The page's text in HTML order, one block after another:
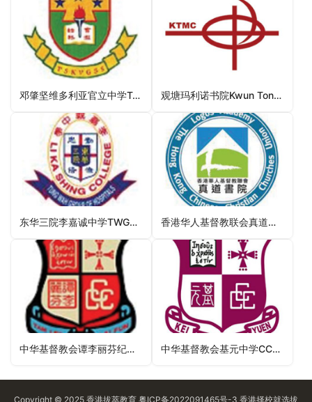
邓肇坚维多利亚官立中学Tang Shiu Kin Victoria Government Secondary School（湾仔区中学） 观塘玛利诺书院Kwun Tong Maryknoll College（观塘区中学）
东华三院李嘉诚中学TWGHs Li Ka Shing College（北区中学） 香港华人基督教联会真道书院HKCCCU Logos Academy（西贡区中学）
中华基督教会谭李丽芬纪念中学CCC Tam Lee Lai Fun Memorial Secondary School（屯门区中学） 中华基督教会基元中学CCC Kei Yuen College（元朗区中学）
Copyright © 2025 香港拔萃教育 粤ICP备2022091465号-3 香港择校就选拔